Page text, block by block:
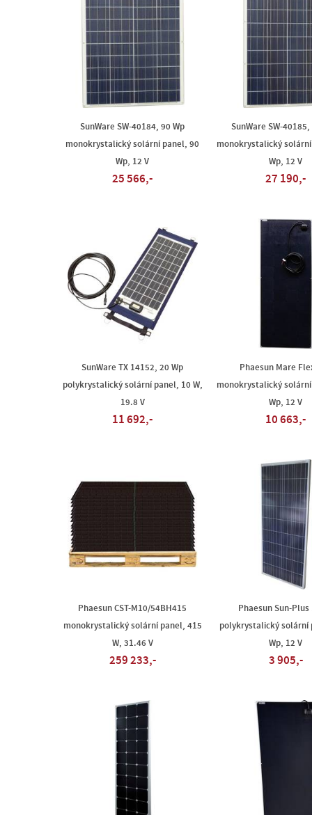
SunWare SW-40184, 90 Wp
monokrystalický solární panel, 90
Wp, 12 V
25 566,-
SunWare SW-40185,
monokrystalický
Wp, 12 V
27 190,-
SunWare TX 14152, 20 Wp
polykrystalický solární panel, 10 W,
19.8 V
11 692,-
Phaesun Mare
monokrystalický
Wp, 12 V
10 663,-
Phaesun CST-M10/54BH415
monokrystalický solární panel, 415
W, 31.46 V
259 233,-
Phaesun Sun-Plus
polykrystalický solární
Wp, 12 V
3 905,-